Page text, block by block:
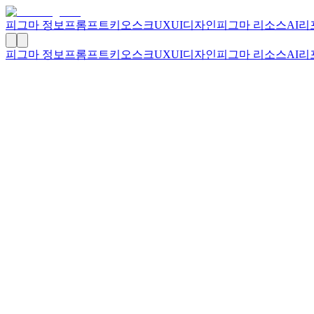
피그마 정보 프롬프트키오스크UXUI디자인피그마 리소스AI리
피그마 정보 프롬프트키오스크UXUI디자인피그마 리소스AI리